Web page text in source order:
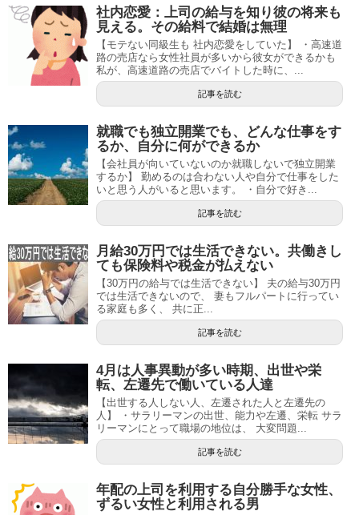
社内恋愛：上司の給与を知り彼の将来も
見える。その給料で結婚は無理
【モテない同級生も 社内恋愛をしていた】 ・高速道
路の売店なら女性社員が多いから彼女ができるかも
私が、高速道路の売店でバイトした時に、...
記事を読む
就職でも独立開業でも、どんな仕事をす
るか、自分に何ができるか
【会社員が向いていないのか就職しないで独立開業
するか】 勤めるのは合わない人や自分で仕事をした
いと思う人がいると思います。 ・自分で好き...
記事を読む
月給30万円では生活できない。共働きし
ても保険料や税金が払えない
【30万円の給与では生活できない】 夫の給与30万円
では生活できないので、 妻もフルパートに行ってい
る家庭も多く、 共に正...
記事を読む
4月は人事異動が多い時期、出世や栄
転、左遷先で働いている人達
【出世する人しない人、左遷された人と左遷先の
人】 ・サラリーマンの出世、能力や左遷、栄転 サラ
リーマンにとって職場の地位は、 大変問題...
記事を読む
年配の上司を利用する自分勝手な女性、
ずるい女性と利用される男